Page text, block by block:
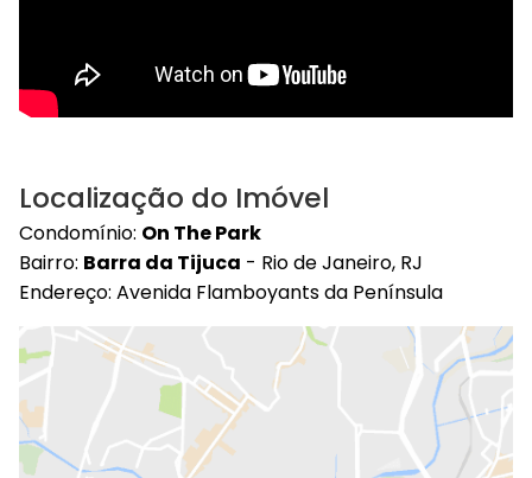
Localização do Imóvel
Condomínio: On The Park
Bairro: Barra da Tijuca - Rio de Janeiro, RJ
Endereço: Avenida Flamboyants da Península